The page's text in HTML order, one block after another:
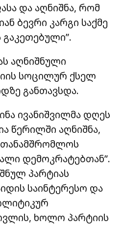
და აღნიშნა, რომ
ბევრი კარგი საქმე
გაკეთებული”.
აღნიშნული
სოცილურ ქსელ
განთავსდა.
ივანიშვილმა დღეს
წერილში აღნიშნა,
დემოკრატებთან”.
პარტიას
საინტერესო და
ხოლო პარტიის